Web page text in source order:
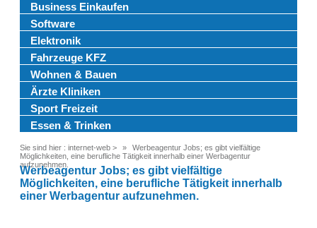
Business Einkaufen
Software
Elektronik
Fahrzeuge KFZ
Wohnen & Bauen
Ärzte Kliniken
Sport Freizeit
Essen & Trinken
Sie sind hier : internet-web >
Werbeagentur Jobs; es gibt vielfältige
Möglichkeiten, eine berufliche Tätigkeit innerhalb einer Werbagentur
aufzunehmen.
Werbeagentur Jobs; es gibt vielfältige
Möglichkeiten, eine berufliche Tätigkeit innerhalb
einer Werbagentur aufzunehmen.